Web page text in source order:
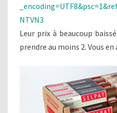
NTVN3
Leur prix à beaucoup
prendre au moins 2. Vous